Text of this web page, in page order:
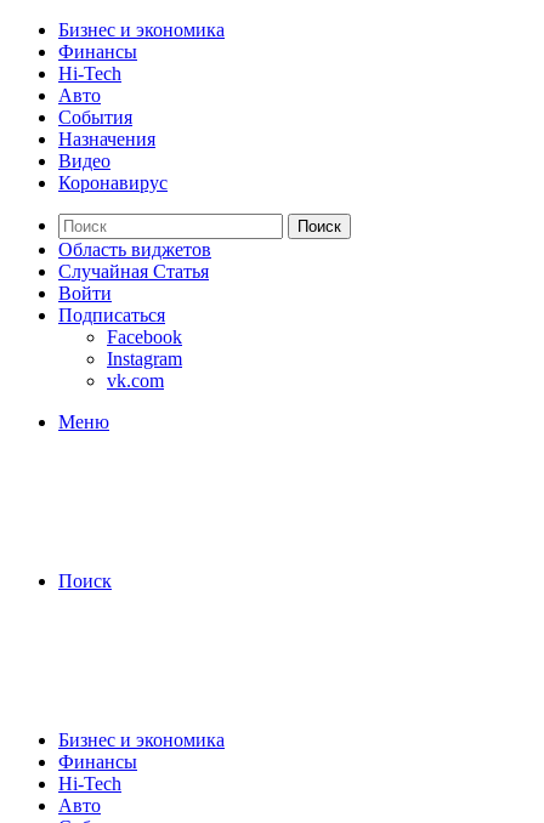
Бизнес и экономика
Финансы
Hi-Tech
Авто
События
Назначения
Видео
Коронавирус
Поиск
Область виджетов
Случайная Статья
Войти
Подписаться
Facebook
Instagram
vk.com
Меню
Поиск
Бизнес и экономика
Финансы
Hi-Tech
Авто